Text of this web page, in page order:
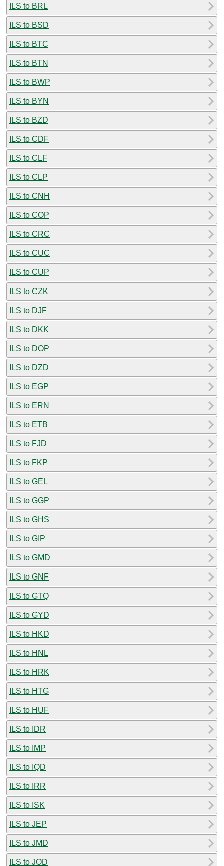
ILS to BRL
ILS to BSD
ILS to BTC
ILS to BTN
ILS to BWP
ILS to BYN
ILS to BZD
ILS to CDF
ILS to CLF
ILS to CLP
ILS to CNH
ILS to COP
ILS to CRC
ILS to CUC
ILS to CUP
ILS to CZK
ILS to DJF
ILS to DKK
ILS to DOP
ILS to DZD
ILS to EGP
ILS to ERN
ILS to ETB
ILS to FJD
ILS to FKP
ILS to GEL
ILS to GGP
ILS to GHS
ILS to GIP
ILS to GMD
ILS to GNF
ILS to GTQ
ILS to GYD
ILS to HKD
ILS to HNL
ILS to HRK
ILS to HTG
ILS to HUF
ILS to IDR
ILS to IMP
ILS to IQD
ILS to IRR
ILS to ISK
ILS to JEP
ILS to JMD
ILS to JOD